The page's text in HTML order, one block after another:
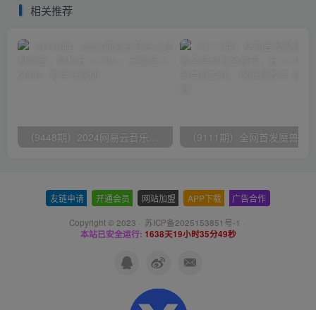
相关推荐
友链申请 开通会员 网站加盟 APP下载 广告合作
Copyright © 2023 · 苏ICP备2025153851号-1 ·
本站已安全运行: 1638天19小时35分49秒